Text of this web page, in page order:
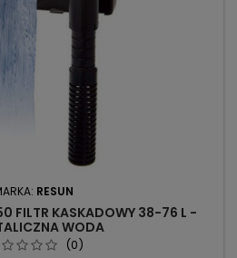
RESUN
FILTR KASKADOWY 38-76 L -
WODA
(0)